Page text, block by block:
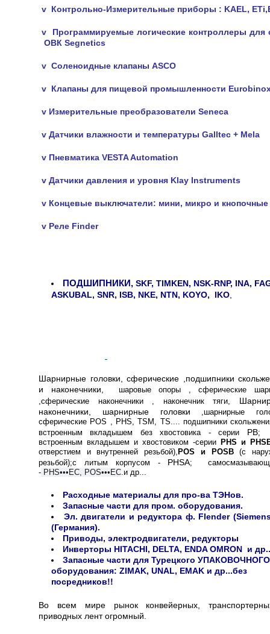
v Контрольно-Измерительные приборы : KAEL,
v Программируемые логические контроллеры для
ОВК Segnetics
v Соленоидные клапаны ASCO
v Клапаны для пищевой промышленности
v Измерительные преобразователи Seneca
v Датчики влажности и температуры Galltec + Mela
v Пневматика VESTA Automation
v Датчики давления и уровня Klay Instruments
v Концевые выключатели: мини, микро и кнопочные
v Реле Finder
ПОДШИПНИКИ, SKF, TIMKEN, NSK-RNP, INA,
ASKUBAL, SNR, ISB, NKE, NTN, KOYO, IKO,
Шарнирные головки, сферические ,подшипники
и наконечники,
шаровые опоры , сферические
,сферические наконечники , наконечник тяги,
наконечники, шарнирные головки ,шарнирные
сферические POS , PHS, TSM, TS.... подшипники
встроенным вкладышем без хвостовика - серии PB
встроенным вкладышем и хвостовиком -серии PHS и
отверстием и внутренней резьбой), POS и POSB(с
резьбой);с литым корпусом - PHSA;
- PHS•••EC, POS•••EC.и др...
Расходные материалы для про-ва ТЭНов.
Запасные части для пром. оборудования.
Эл. двигатели и редуктора ф. Flender
(Германия).
Приводы, электродвигатели, редукторы
Инверторы HITACHI, DELTA, ENDA OMRON и
Запасные части для Турецкого УПАКОВОЧНОГО
оборудования: ZIMAK, UNAL, EMAK и др...без
посредников!!
Во всем мире рынок конвейерных,
приводных лент огромный.